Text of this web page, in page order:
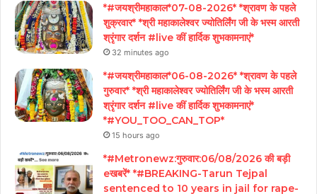
*#जयश्रीमहाकाल*07-08-2026* *श्रावण के पहले
शुक्रवार* *श्री महाकालेश्वर ज्योतिर्लिंग जी के भस्म आरती
श्रृंगार दर्शन #live कीं हार्दिक शुभकामनाएं*
32 minutes ago
*#जयश्रीमहाकाल*06-08-2026* *श्रावण के पहले
गुरुवार* *श्री महाकालेश्वर ज्योतिर्लिंग जी के भस्म आरती
श्रृंगार दर्शन #live कीं हार्दिक शुभकामनाएं*
*#YOU_TOO_CAN_TOP*
15 hours ago
*#Metronewz:गुरुवार:06/08/2026 की बड़ी
eखबरें* *#BREAKING-Tarun Tejpal
sentenced to 10 years in jail for rape-